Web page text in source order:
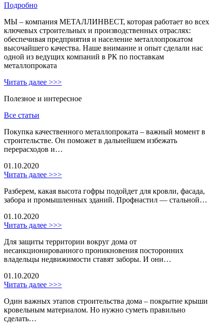
Подробно
МЫ – компания МЕТАЛЛИНВЕСТ, которая работает во всех
ключевых строительных и производственных отраслях:
обеспечивая предприятия и население металлопрокатом
высочайшего качества. Наше внимание и опыт сделали нас
одной из ведущих компаний в РК по поставкам
металлопроката
Читать далее >>>
Полезное и интересное
Все статьи
Покупка качественного металлопроката – важный момент в
строительстве. Он поможет в дальнейшем избежать
перерасходов и…
01.10.2020
Читать далее >>>
Разберем, какая высота гофры подойдет для кровли, фасада,
забора и промышленных зданий. Профнастил — стальной…
01.10.2020
Читать далее >>>
Для защиты территории вокруг дома от
несанкционированного проникновения посторонних
владельцы недвижимости ставят заборы. И они…
01.10.2020
Читать далее >>>
Один важных этапов строительства дома – покрытие крыши
кровельным материалом. Но нужно суметь правильно
сделать…